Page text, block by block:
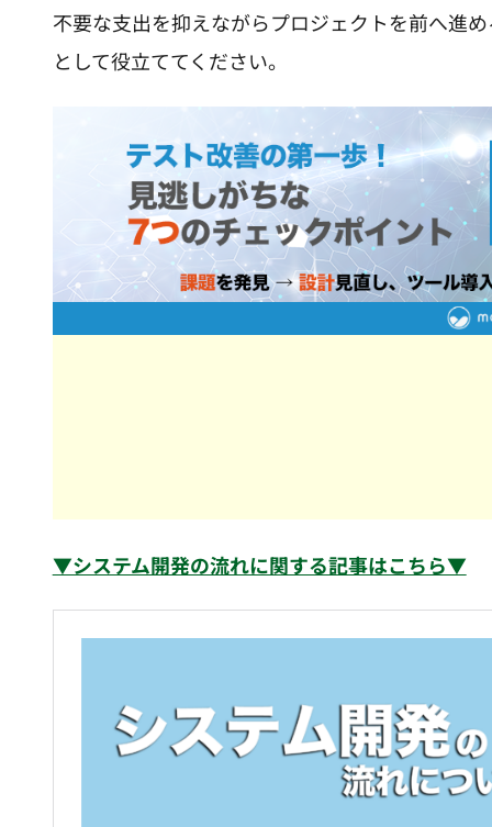
不要な支出を抑えながらプロジェクトを前へ進
として役立ててください。
▼システム開発の流れに関する記事はこちら▼